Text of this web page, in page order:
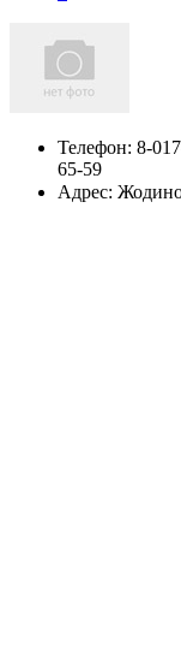
Телефон: 8-
65-59
Адрес: